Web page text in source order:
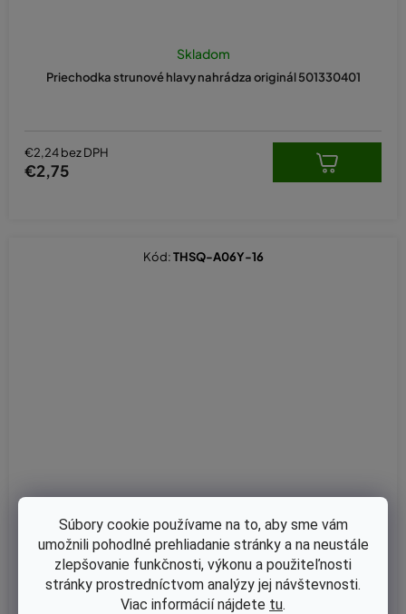
Súbory cookie používame na to, aby sme vám
umožnili pohodlné prehliadanie stránky a na neustále
zlepšovanie funkčnosti, výkonu a použiteľnosti
stránky prostredníctvom analýzy jej návštevnosti.
Viac informácií nájdete tu.
Priechodka strunové hlavy nahrádza originál 501330401
Skladom
€2,24 bez DPH
€2,75
Priechodka strunové hlavy 5x10x16mm
Skladom
Kód:THSQ-A06Y-16